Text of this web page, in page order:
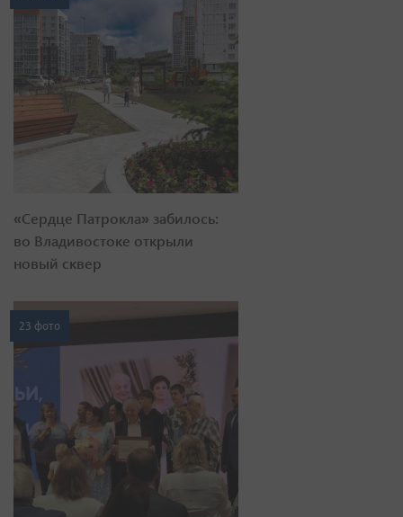
«Сердце Патрокла» забилось:
во Владивостоке открыли
новый сквер
23 фото